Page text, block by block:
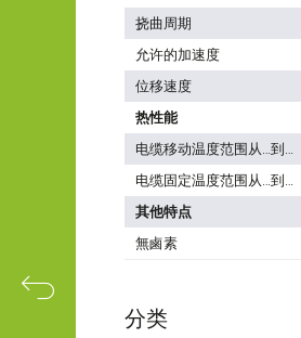
挠曲周期
允许的加速度
位移速度
热性能
电缆移动温度范围从…到…
电缆固定温度范围从…到…
其他特点
無鹵素
分类